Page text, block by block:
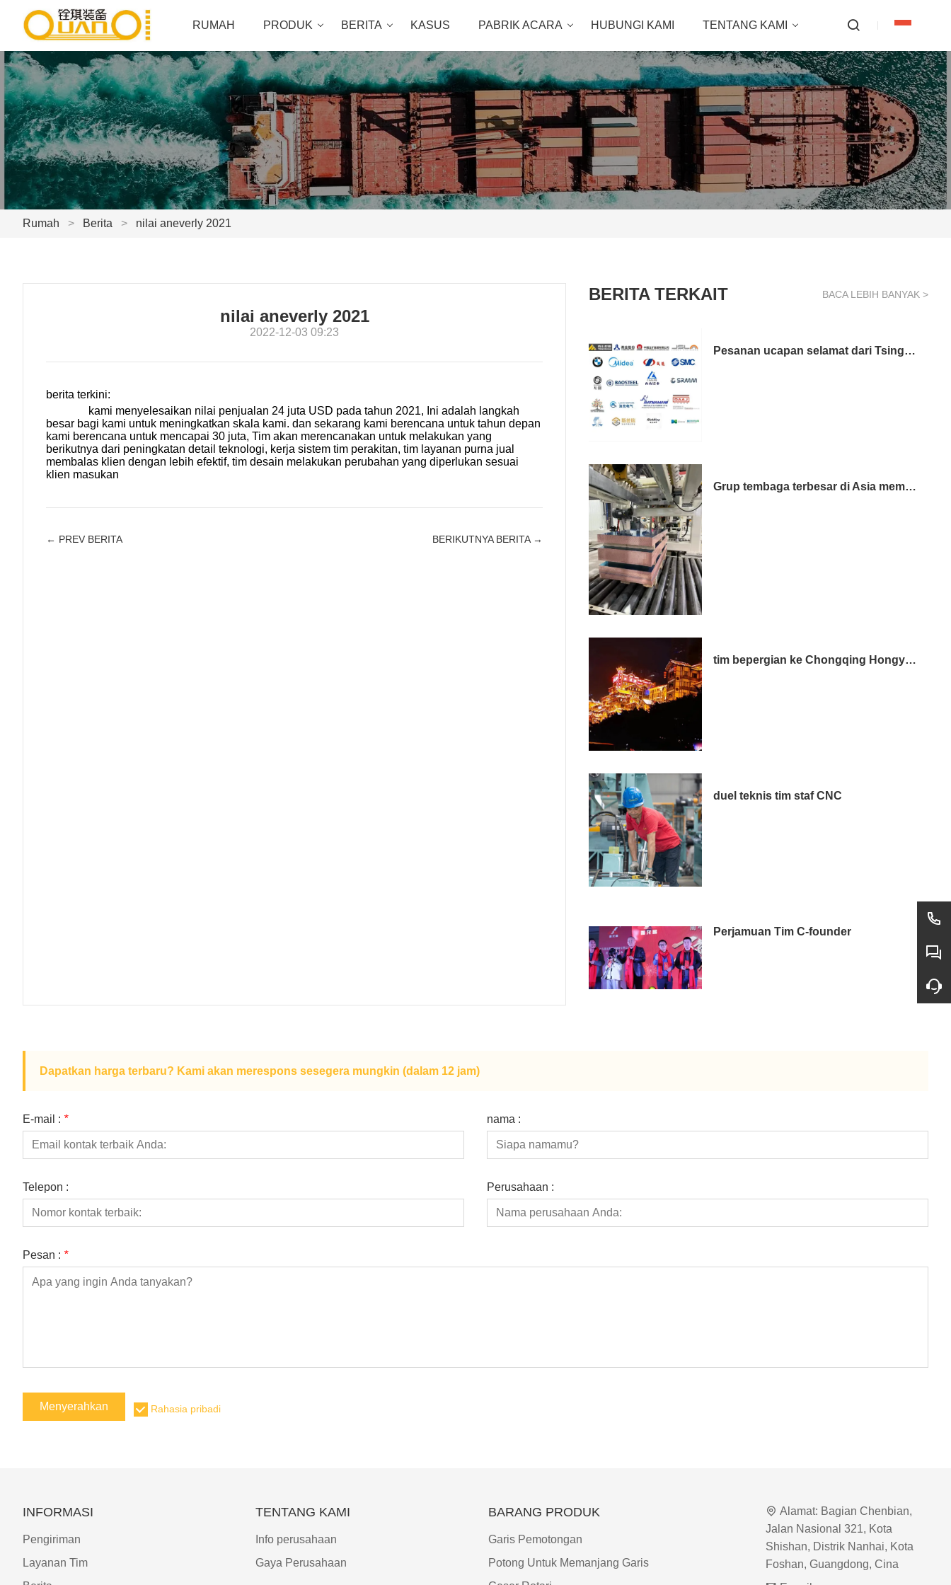
RUMAH PRODUK BERITA KASUS PABRIK ACARA HUBUNGI KAMI TENTANG KAMI
Rumah > Berita > nilai aneverly 2021
nilai aneverly 2021
2022-12-03 09:23
berita terkini:
kami menyelesaikan nilai penjualan 24 juta USD pada tahun 2021, Ini adalah langkah
besar bagi kami untuk meningkatkan skala kami. dan sekarang kami berencana untuk tahun depan
kami berencana untuk mencapai 30 juta, Tim akan merencanakan untuk melakukan yang
berikutnya dari peningkatan detail teknologi, kerja sistem tim perakitan, tim layanan purna jual
membalas klien dengan lebih efektif, tim desain melakukan perubahan yang diperlukan sesuai
klien masukan
← PREV BERITA BERIKUTNYA BERITA →
BERITA TERKAIT BACA LEBIH BANYAK >
Pesanan ucapan selamat dari Tsingshan Steel
Grup tembaga terbesar di Asia memilih 3 jalur dari kami
tim bepergian ke Chongqing Hongyadong
duel teknis tim staf CNC
Perjamuan Tim C-founder
Dapatkan harga terbaru? Kami akan merespons sesegera mungkin (dalam 12 jam)
E-mail : * nama :
Telepon : Perusahaan :
Pesan : *
Menyerahkan Rahasia pribadi
INFORMASI
Pengiriman
Layanan Tim
TENTANG KAMI
Info perusahaan
Gaya Perusahaan
BARANG PRODUK
Garis Pemotongan
Potong Untuk Memanjang Garis
Alamat: Bagian Chenbian,
Jalan Nasional 321, Kota
Shishan, Distrik Nanhai, Kota
Foshan, Guangdong, Cina